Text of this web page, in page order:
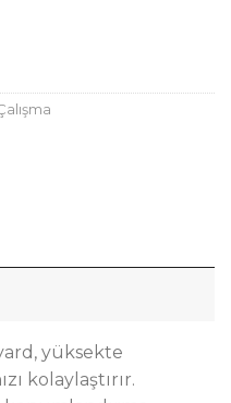
yüksekte
kolaylaştırır.